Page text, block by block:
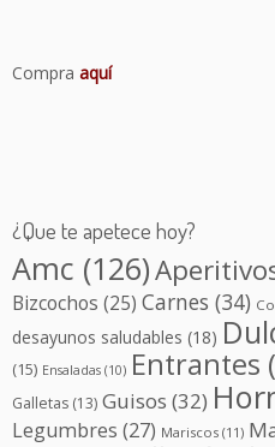
Compra aquí
¿Que te apetece hoy?
Amc (126)
Bizcochos (25) Carnes (34)
desayunos saludables (18)
(15) Ensaladas (10) Entrantes
Galletas (13) Guisos (32)
Legumbres (27) Mariscos (11)